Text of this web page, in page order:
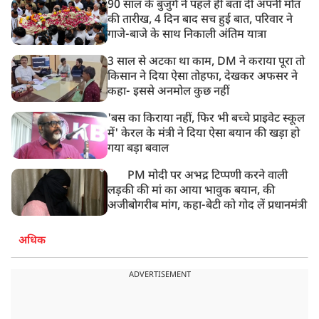
90 साल के बुजुर्ग ने पहले ही बता दी अपनी मौत
की तारीख, 4 दिन बाद सच हुई बात, परिवार ने
गाजे-बाजे के साथ निकाली अंतिम यात्रा
3 साल से अटका था काम, DM ने कराया पूरा तो
किसान ने दिया ऐसा तोहफा, देखकर अफसर ने
कहा- इससे अनमोल कुछ नहीं
'बस का किराया नहीं, फिर भी बच्चे प्राइवेट स्कूल
में' केरल के मंत्री ने दिया ऐसा बयान की खड़ा हो
गया बड़ा बवाल
PM मोदी पर अभद्र टिप्पणी करने वाली
लड़की की मां का आया भावुक बयान, की
अजीबोगरीब मांग, कहा-बेटी को गोद लें प्रधानमंत्री
अधिक
ADVERTISEMENT